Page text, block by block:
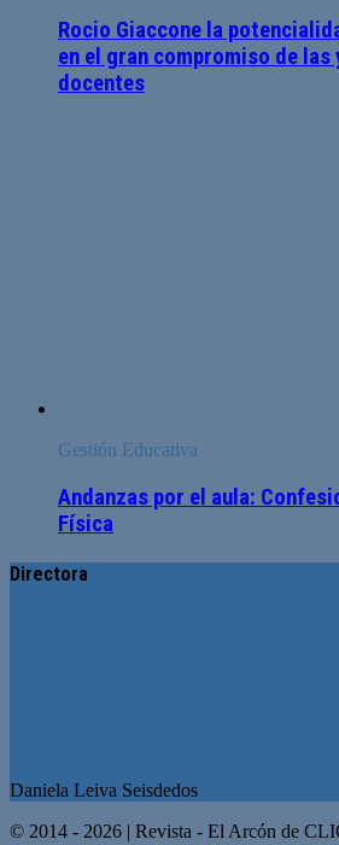
Rocio Giaccone la
en el gran compromiso de
docentes
Gestión Educativa
Andanzas por el aula:
Física
Directora
Daniela Leiva Seisdedos
© 2014 - 2026 | Revista - El Arcón de